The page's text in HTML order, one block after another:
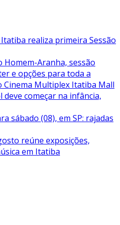
realiza primeira Sessão
Homem-Aranha, sessão
e opções para toda a
Cinema Multiplex Itatiba Mall
começar na infância,
sábado (08), em SP: rajadas
reúne exposições,
em Itatiba